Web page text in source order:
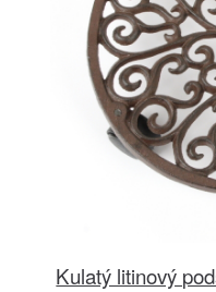
Kulatý litinový